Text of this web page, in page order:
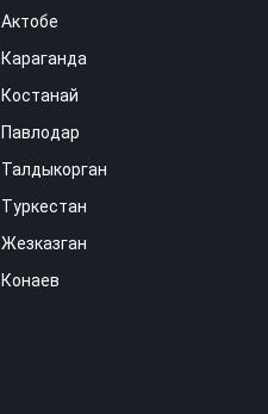
Актобе
Караганда
Костанай
Павлодар
Талдыкорган
Туркестан
Жезказган
Конаев